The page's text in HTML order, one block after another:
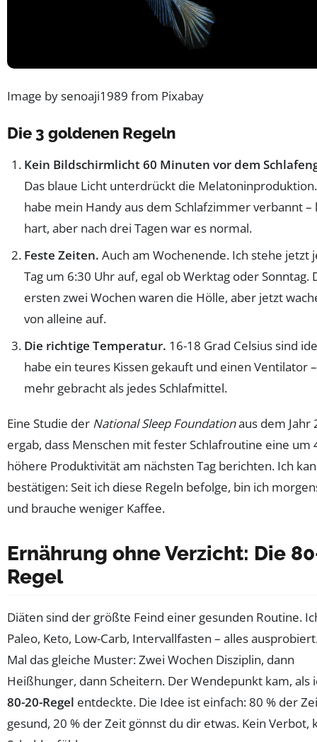
Image by senoaji1989 from Pixabay
Die 3 goldenen Regeln
Kein Bildschirmlicht 60 Minuten vor dem
Das blaue Licht unterdrückt die
habe mein Handy aus dem Schlafzimmer verbannt –
hart, aber nach drei Tagen war es normal.
Feste Zeiten. Auch am Wochenende. Ich stehe jetzt
Tag um 6:30 Uhr auf, egal ob Werktag oder Sonntag.
ersten zwei Wochen waren die Hölle, aber jetzt
von alleine auf.
Die richtige Temperatur. 16-18 Grad Celsius sind
habe ein teures Kissen gekauft und einen Ventilator
mehr gebracht als jedes Schlafmittel.
Eine Studie der National Sleep Foundationaus dem Jahr
ergab, dass Menschen mit fester Schlafroutine eine um
höhere Produktivität am nächsten Tag berichten. Ich
bestätigen: Seit ich diese Regeln befolge, bin ich
und brauche weniger Kaffee.
Ernährung ohne Verzicht: Die
Regel
Diäten sind der größte Feind einer gesunden Routine.
Paleo, Keto, Low-Carb, Intervallfasten – alles
Mal das gleiche Muster: Zwei Wochen Disziplin, dann
Heißhunger, dann Scheitern. Der Wendepunkt kam, als
80-20-Regel entdeckte. Die Idee ist einfach: 80 % der
gesund, 20 % der Zeit gönnst du dir etwas. Kein Verbot,